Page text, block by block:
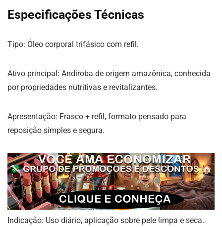
Especificações Técnicas
Tipo: Óleo corporal trifásico com refil.
Ativo principal: Andiroba de origem amazônica, conhecida
por propriedades nutritivas e revitalizantes.
Apresentação: Frasco + refil, formato pensado para
reposição simples e segura.
Indicação: Uso diário, aplicação sobre pele limpa e seca.